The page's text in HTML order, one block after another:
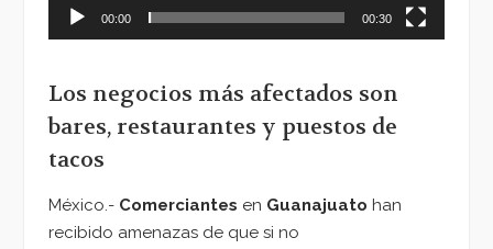
00:00 00:30
Los negocios más afectados son
bares, restaurantes y puestos de
tacos
México.- Comerciantes en Guanajuato han
recibido amenazas de que si no